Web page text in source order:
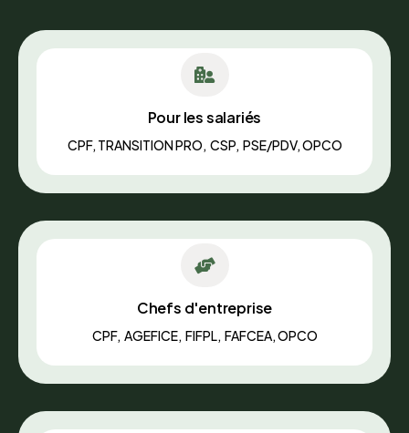

Pour les salariés
CPF, TRANSITION PRO, CSP, PSE/PDV, OPCO

Chefs d'entreprise
CPF, AGEFICE, FIFPL, FAFCEA, OPCO